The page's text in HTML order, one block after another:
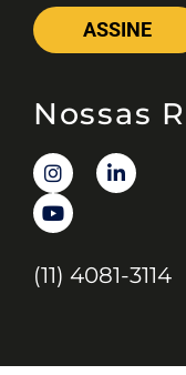
ASSINE
Nossas
(11) 4081-3114